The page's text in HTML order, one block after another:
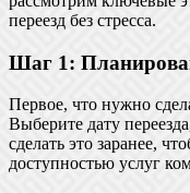
переезд без стресса.
Шаг 1:
Первое, что нужно
Выберите дату
сделать это заранее,
доступностью услуг